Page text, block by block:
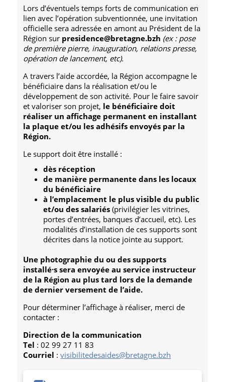
Lors d’éventuels temps forts de communication en
lien avec l’opération subventionnée, une invitation
officielle sera adressée en amont au Président de la
Région sur presidence@bretagne.bzh (ex : pose
de première pierre, inauguration, relations presse,
opération de lancement, etc).
A travers l’aide accordée, la Région accompagne le
bénéficiaire dans la réalisation et/ou le
développement de son activité. Pour le faire savoir
et valoriser son projet, le bénéficiaire doit
réaliser un affichage permanent en installant
la plaque et/ou les adhésifs envoyés par la
Région.
Le support doit être installé :
dès réception
de manière permanente dans les locaux
du bénéficiaire
à l’emplacement le plus visible du public
et/ou des salariés (privilégier les vitrines,
portes d’entrées, banques d’accueil, etc). Les
modalités d’installation de ces supports sont
décrites dans la notice jointe au support.
Une photographie du ou des supports
installé·s sera envoyée au service instructeur
de la Région au plus tard lors de la demande
de dernier versement de l’aide.
Pour déterminer l’affichage à réaliser, merci de
contacter :
Direction de la communication
Tel : 02 99 27 11 83
Courriel :visibilitedesaides@bretagne.bzh